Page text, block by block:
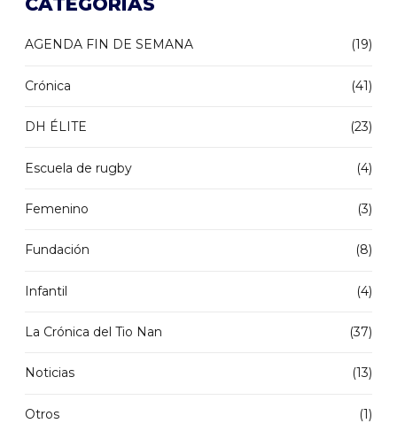
AGENDA FIN DE SEMANA (19)
Crónica (41)
DH ÉLITE (23)
Escuela de rugby (4)
Femenino (3)
Fundación (8)
Infantil (4)
La Crónica del Tio Nan (37)
Noticias (13)
Otros (1)